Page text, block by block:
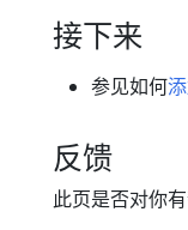
接下来
参见如何
反馈
此页是否对你有